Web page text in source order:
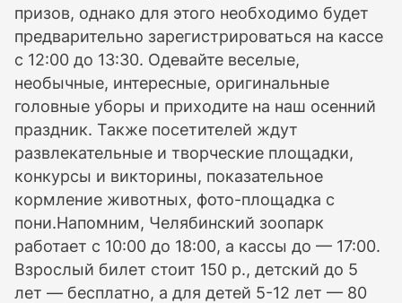
призов, однако для этого необходимо будет
предварительно зарегистрироваться на кассе
с 12:00 до 13:30. Одевайте веселые,
необычные, интересные, оригинальные
головные уборы и приходите на наш осенний
праздник. Также посетителей ждут
развлекательные и творческие площадки,
конкурсы и викторины, показательное
кормление животных, фото-площадка с
пони.Напомним, Челябинский зоопарк
работает с 10:00 до 18:00, а кассы до — 17:00.
Взрослый билет стоит 150 р., детский до 5
лет — бесплатно, а для детей 5-12 лет — 80